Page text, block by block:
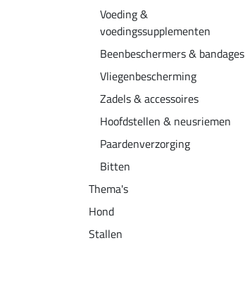
Voeding &
voedingssupplementen
Beenbeschermers & bandages
Vliegenbescherming
Zadels & accessoires
Hoofdstellen & neusriemen
Paardenverzorging
Bitten
Thema's
Hond
Stallen